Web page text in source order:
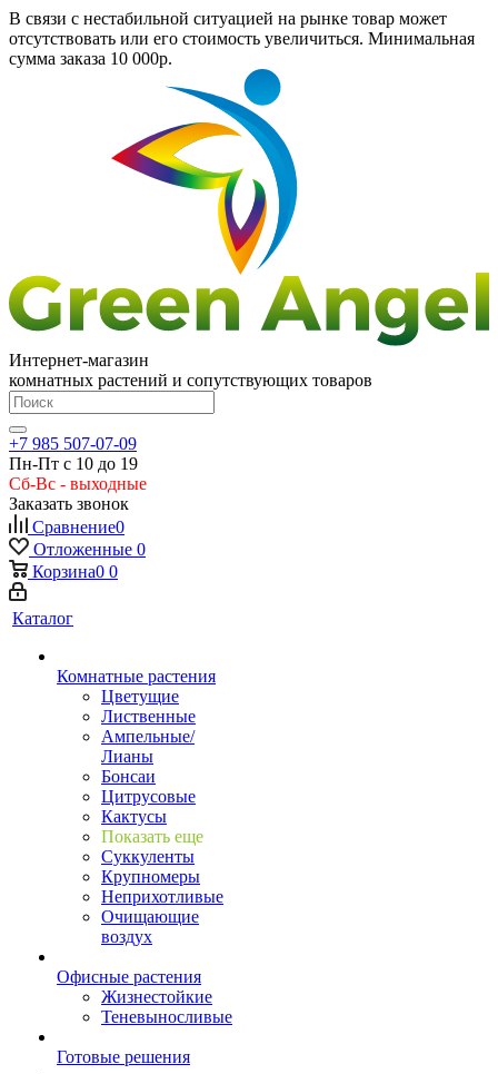
В связи с нестабильной ситуацией на рынке товар может
отсутствовать или его стоимость увеличиться. Минимальная
сумма заказа 10 000р.
Интернет-магазин
комнатных растений и сопутствующих товаров
+7 985 507-07-09
Пн-Пт с 10 до 19
Сб-Вс - выходные
Заказать звонок
Сравнение0
Отложенные 0
Корзина0 0
Каталог
Комнатные растения
Цветущие
Лиственные
Ампельные/
Лианы
Бонсаи
Цитрусовые
Кактусы
Показать еще
Суккуленты
Крупномеры
Неприхотливые
Очищающие
воздух
Офисные растения
Жизнестойкие
Теневыносливые
Готовые решения